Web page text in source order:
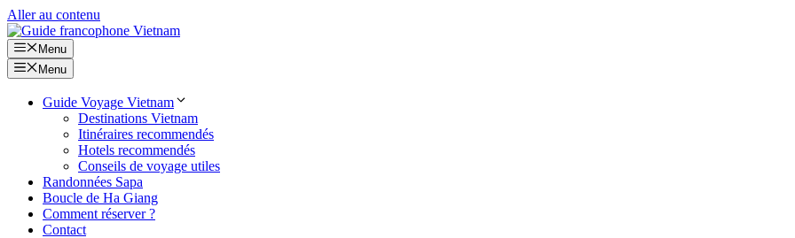
Aller au contenu
Menu
Menu
Guide Voyage Vietnam
Destinations Vietnam
Itinéraires recommendés
Hotels recommendés
Conseils de voyage utiles
Randonnées Sapa
Boucle de Ha Giang
Comment réserver ?
Contact